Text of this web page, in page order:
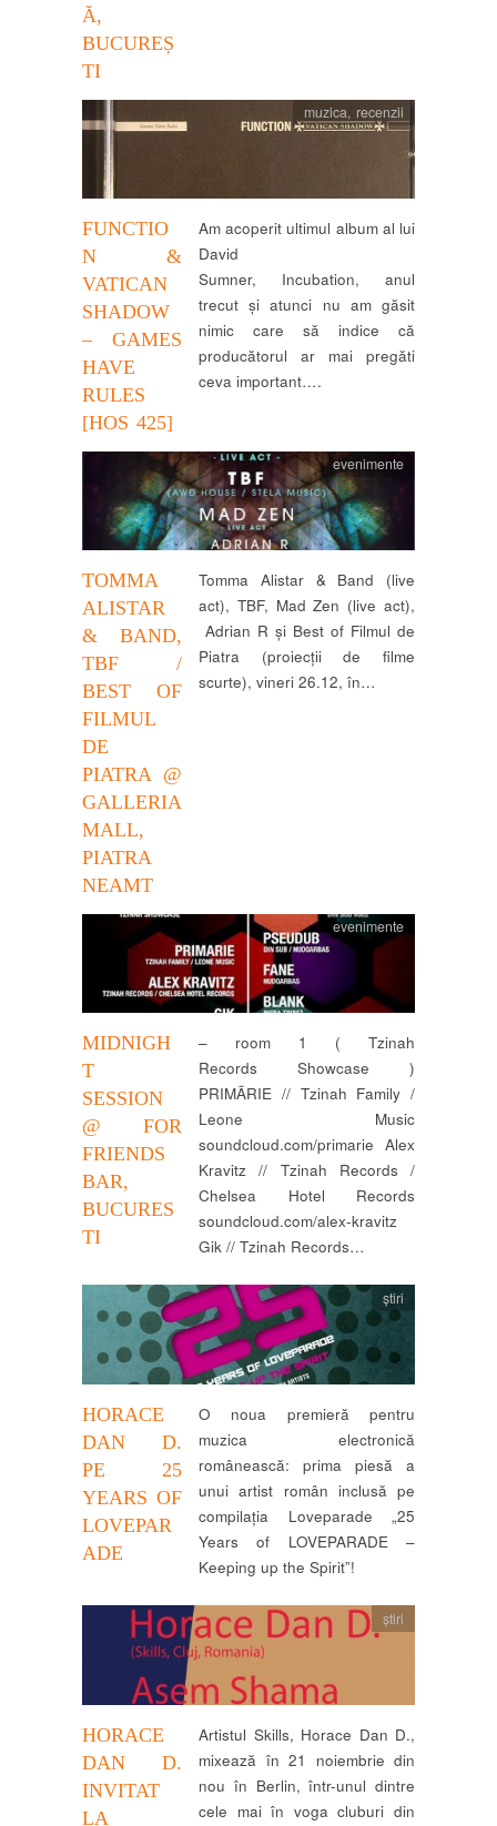
Ă,
BUCUREȘ
TI
FUNCTIO
N &
VATICAN
SHADOW
– GAMES
HAVE
RULES
[HOS 425]
muzica, recenzii
Am acoperit ultimul album al lui
David
Sumner, Incubation, anul
trecut și atunci nu am găsit
nimic care să indice că
producătorul ar mai pregăti
ceva important….
TOMMA
ALISTAR
& BAND,
TBF /
BEST OF
FILMUL
DE
PIATRA @
GALLERIA
MALL,
PIATRA
NEAMT
evenimente
Tomma Alistar & Band (live
act), TBF, Mad Zen (live act),
Adrian R și Best of Filmul de
Piatra (proiecții de filme
scurte), vineri 26.12, în…
MIDNIGH
T
SESSION
@ FOR
FRIENDS
BAR,
BUCURES
TI
evenimente
– room 1 ( Tzinah
Records Showcase )
PRIMÃRIE // Tzinah Family /
Leone Music
soundcloud.com/primarie Alex
Kravitz // Tzinah Records /
Chelsea Hotel Records
soundcloud.com/alex-kravitz
Gik // Tzinah Records…
HORACE
DAN D.
PE 25
YEARS OF
LOVEPAR
ADE
știri
O noua premieră pentru
muzica electronică
românească: prima piesă a
unui artist român inclusă pe
compilația Loveparade „25
Years of LOVEPARADE –
Keeping up the Spirit”!
HORACE
DAN D.
INVITAT
LA
știri
Artistul Skills, Horace Dan D.,
mixează în 21 noiembrie din
nou în Berlin, într-unul dintre
cele mai în voga cluburi din